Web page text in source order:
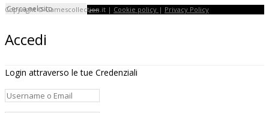
Copyright © Gamescollection.it | Cookie policy | Privacy Policy
Accedi
Login attraverso le tue Credenziali